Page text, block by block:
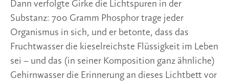
Dann verfolgte Girke die Lichtspuren in der
Substanz: 700 Gramm Phosphor trage jeder
Organismus in sich, und er betonte, dass das
Fruchtwasser die kieselreichste Flüssigkeit im Leben
sei – und das (in seiner Komposition ganz ähnliche)
Gehirnwasser die Erinnerung an dieses Lichtbett vor